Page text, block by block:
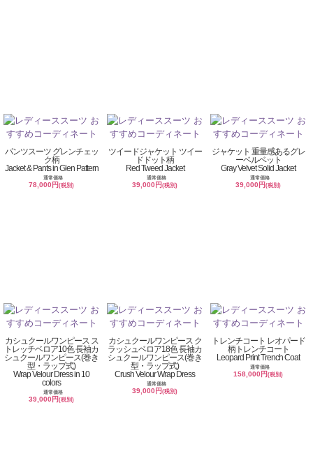
パンツスーツ グレンチェッ
ク柄
Jacket & Pants in Glen Pattern
通常価格
78,000円(税別)
ツイードジャケット ツイー
ドドット柄
Red Tweed Jacket
通常価格
39,000円(税別)
ジャケット 重量感あるグレ
ーベルベット
Gray Velvet Solid Jacket
通常価格
39,000円(税別)
カシュクールワンピース ス
トレッチベロア10色 長袖カ
シュクールワンピース(巻き
型・ラップ式)
Wrap Velour Dress in 10
colors
通常価格
39,000円(税別)
カシュクールワンピース ク
ラッシュベロア18色 長袖カ
シュクールワンピース(巻き
型・ラップ式)
Crush Velour Wrap Dress
通常価格
39,000円(税別)
トレンチコート レオパード
柄トレンチコート
Leopard Print Trench Coat
通常価格
158,000円(税別)